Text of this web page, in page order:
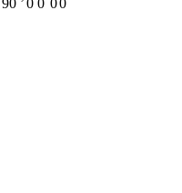
90 ʼ0 0 00